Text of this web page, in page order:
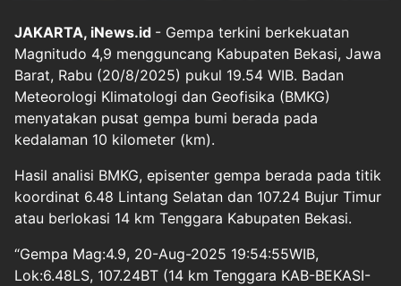
JAKARTA, iNews.id - Gempa terkini berkekuatan
Magnitudo 4,9 mengguncang Kabupaten Bekasi, Jawa
Barat, Rabu (20/8/2025) pukul 19.54 WIB. Badan
Meteorologi Klimatologi dan Geofisika (BMKG)
menyatakan pusat gempa bumi berada pada
kedalaman 10 kilometer (km).
Hasil analisi BMKG, episenter gempa berada pada titik
koordinat 6.48 Lintang Selatan dan 107.24 Bujur Timur
atau berlokasi 14 km Tenggara Kabupaten Bekasi.
“Gempa Mag:4.9, 20-Aug-2025 19:54:55WIB,
Lok:6.48LS, 107.24BT (14 km Tenggara KAB-BEKASI-